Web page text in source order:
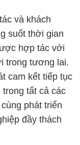
và khách
suốt thời gian
hợp tác với
trong tương lai.
cam kết tiếp tục
tất cả các
phát triển
đầy thách